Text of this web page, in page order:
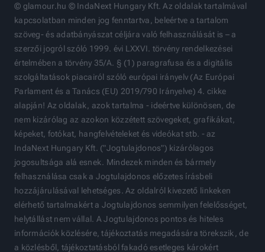
© glamour.hu © IndaNext Hungary Kft. Az oldalak tartalmával
kapcsolatban minden jog fenntartva, beleértve a tartalom
szöveg- és adatbányászat céljára való felhasználását is – a
szerzői jogról szóló 1999. évi LXXVI. törvény rendelkezései
értelmében a törvény 35/A. § (1) paragrafusa és a digitális
szolgáltatások piacairól szóló európai irányelv (Az Európai
Parlament és a Tanács (EU) 2019/790 Irányelve) 4. cikke
alapján! Az oldalak, azok tartalma - ideértve különösen, de
nem kizárólag az azokon közzétett szövegeket, grafikákat,
képeket, fotókat, hangfelvételeket és videókat stb. - az
IndaNext Hungary Kft. ("Jogtulajdonos") kizárólagos
jogosultsága alá esnek. Mindezek minden és bármely
felhasználása csak a Jogtulajdonos előzetes írásbeli
hozzájárulásával lehetséges. Az oldalról kivezető linkeken
elérhető tartalmakért a Jogtulajdonos semmilyen felelősséget,
helytállást nem vállal. A Jogtulajdonos pontos és hiteles
információk közlésére, tájékoztatás megadására törekszik, de
a közlésből, tájékoztatásból fakadó esetleges károkért